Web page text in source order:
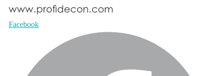
www.profidecon.com
Facebook